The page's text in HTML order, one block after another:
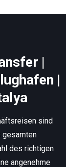
|
|
sind
gesamten
des richtigen
angenehme